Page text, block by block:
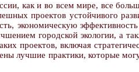
как и во всем мире, все
проектов устойчивого
экономическую
городской экологии, а
проектов, включая
лучшие практики, которые